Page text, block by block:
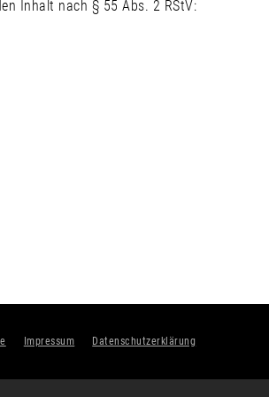
Inhalt nach § 55 Abs. 2 RStV:
Impressum Datenschutzerklärung